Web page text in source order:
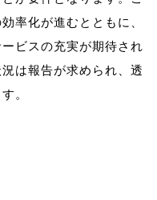
率化が進むとともに、
ビスの充実が期待され
は報告が求められ、透